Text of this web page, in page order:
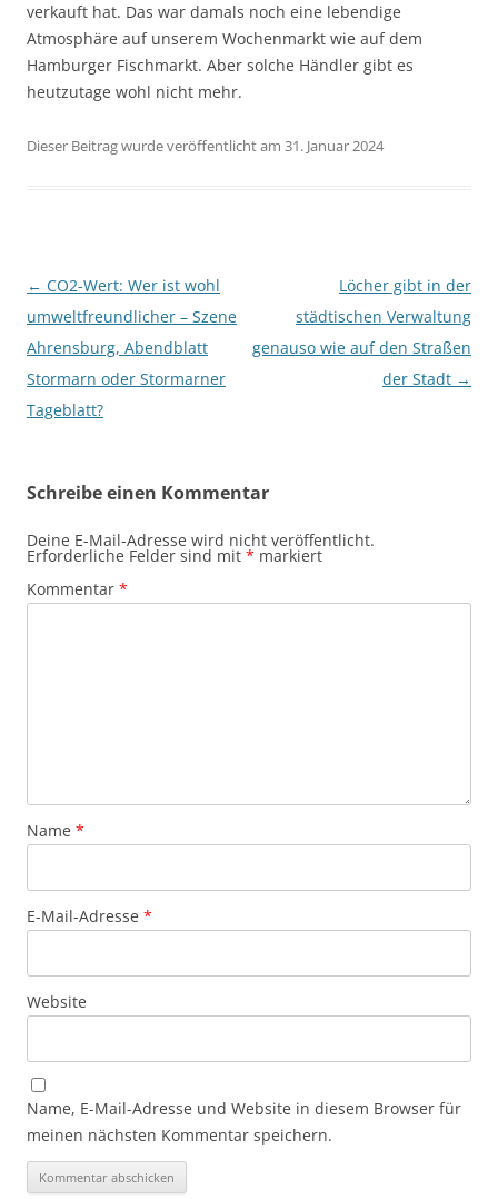
verkauft hat. Das war damals noch eine lebendige
Atmosphäre auf unserem Wochenmarkt wie auf dem
Hamburger Fischmarkt. Aber solche Händler gibt es
heutzutage wohl nicht mehr.
Dieser Beitrag wurde veröffentlicht am 31. Januar 2024
Beitragsnavigation
← CO2-Wert: Wer ist wohl
umweltfreundlicher – Szene
Ahrensburg, Abendblatt
Stormarn oder Stormarner
Tageblatt?
Löcher gibt in der
städtischen Verwaltung
genauso wie auf den Straßen
der Stadt →
Schreibe einen Kommentar
Deine E-Mail-Adresse wird nicht veröffentlicht.
Erforderliche Felder sind mit * markiert
Kommentar *
Name *
E-Mail-Adresse *
Website
Name, E-Mail-Adresse und Website in diesem Browser für
meinen nächsten Kommentar speichern.